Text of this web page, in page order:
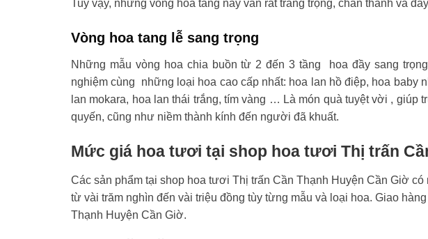
Tuy vậy, những vòng hoa tang này vẫn rất trang trọng, chân thành và
Vòng hoa tang lễ sang trọng
Những mẫu vòng hoa chia buồn từ 2 đến 3 tầng hoa đầy sang
nghiệm cùng những loại hoa cao cấp nhất: hoa lan hồ điệp, hoa baby
lan mokara, hoa lan thái trắng, tím vàng … Là món quà tuyệt vời , giúp
quyến, cũng như niềm thành kính đến người đã khuất.
Mức giá hoa tươi tại shop hoa tươi Thị trấn
Các sản phẩm tại shop hoa tươi Thị trấn Cần Thạnh Huyện Cần Giờ
từ vài trăm nghìn đến vài triệu đồng tùy từng mẫu và loại hoa. Giao
Thạnh Huyện Cần Giờ.